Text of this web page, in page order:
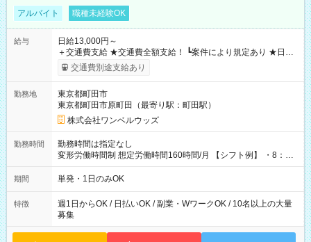
アルバイト 職種未経験OK
給与
日給13,000円～
＋交通費支給 ★交通費全額支給！ ┗案件により規定あり ★日払
いOK！（規定あり） ┗働いたその日に現金GET♪ お仕事後はコ
ンビニATMから 日払い分を引き落とせます！ 【試用期間】試
交通費別途支給あり
勤務地
東京都町田市
東京都町田市原町田（最寄り駅：町田駅）
株式会社ワンベルウッズ
勤務時間
勤務時間は指定なし
変形労働時間制 想定労働時間160時間/月 【シフト例】 ・8：00
～21：00
期間 単発・1日のみOK
特徴
週1日からOK / 日払いOK / 副業・WワークOK / 10名以上の大量
募集